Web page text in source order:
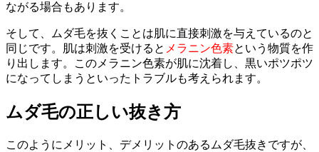
ながる場合もあります。
そして、ムダ毛を抜くことは肌に直接刺激を与えているのと
同じです。肌は刺激を受けると メラニン色素という物質を作
り出します。このメラニン色素が肌に沈着し、黒いポツポツ
になってしまうといったトラブルも考えられます。
ムダ毛の正しい抜き方
このようにメリット、デメリットのあるムダ毛抜きですが、